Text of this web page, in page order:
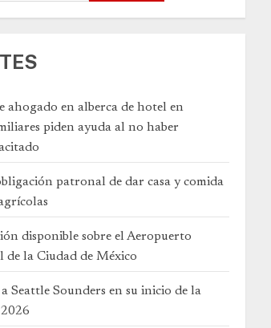
ahogado en alberca de hotel en
piden ayuda al no haber
patronal de dar casa y comida
disponible sobre el Aeropuerto
la Ciudad de México
Seattle Sounders en su inicio de la